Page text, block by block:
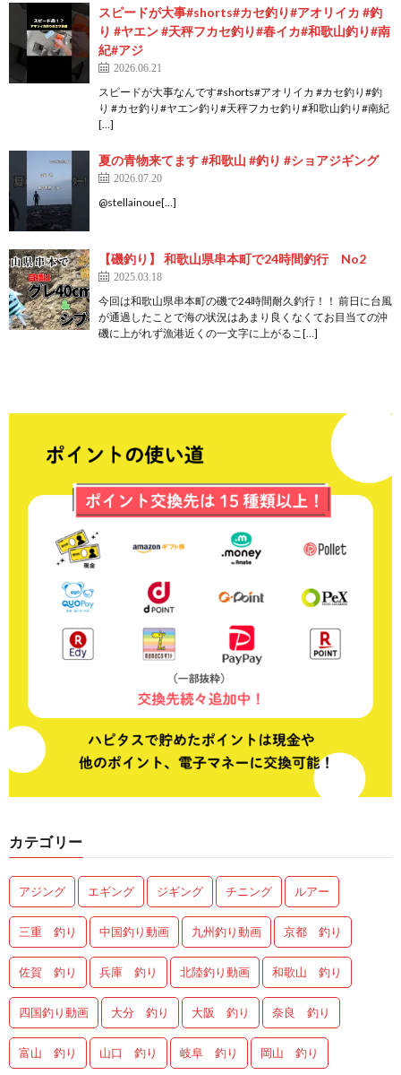
スピードが大事#shorts#カセ釣り#アオリイカ #釣
り #ヤエン #天秤フカセ釣り#春イカ#和歌山釣り#南
紀#アジ
2026.06.21
スピードが大事なんです#shorts#アオリイカ #カセ釣り#釣
り #カセ釣り#ヤエン釣り#天秤フカセ釣り#和歌山釣り#南紀
[…]
夏の青物来てます #和歌山 #釣り #ショアジギング
2026.07.20
@stellainoue[…]
【磯釣り】 和歌山県串本町で24時間釣行 No2
2025.03.18
今回は和歌山県串本町の磯で24時間耐久釣行！！ 前日に台風
が通過したことで海の状況はあまり良くなくてお目当ての沖
磯に上がれず漁港近くの一文字に上がるこ[…]
カテゴリー
アジング エギング ジギング チニング ルアー
三重 釣り 中国釣り動画 九州釣り動画 京都 釣り
佐賀 釣り 兵庫 釣り 北陸釣り動画 和歌山 釣り
四国釣り動画 大分 釣り 大阪 釣り 奈良 釣り
富山 釣り 山口 釣り 岐阜 釣り 岡山 釣り